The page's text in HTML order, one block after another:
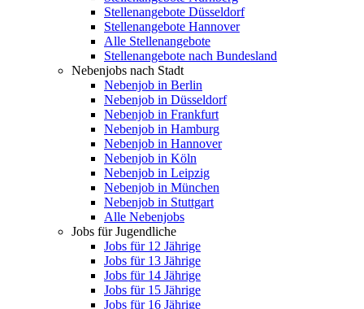
Stellenangebote Düsseldorf
Stellenangebote Hannover
Alle Stellenangebote
Stellenangebote nach Bundesland
Nebenjobs nach Stadt
Nebenjob in Berlin
Nebenjob in Düsseldorf
Nebenjob in Frankfurt
Nebenjob in Hamburg
Nebenjob in Hannover
Nebenjob in Köln
Nebenjob in Leipzig
Nebenjob in München
Nebenjob in Stuttgart
Alle Nebenjobs
Jobs für Jugendliche
Jobs für 12 Jährige
Jobs für 13 Jährige
Jobs für 14 Jährige
Jobs für 15 Jährige
Jobs für 16 Jährige